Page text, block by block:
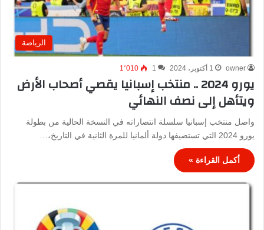
الرياضة
owner 1 أكتوبر، 2024 1 1٬010
يورو 2024 .. منتخب إسبانيا يقصي أصحاب الأرض
ويتأهل إلى نصف النهائي
واصل منتخب إسبانيا سلسلة انتصاراته في النسخة الحالية من بطولة
يورو 2024 التي تستضيفها دولة ألمانيا للمرة الثانية في التاريخ،…
أكمل القراءة »